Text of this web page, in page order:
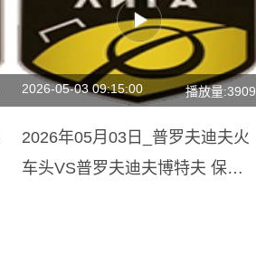
2026-05-03 09:15:00 播放量:3909
2026年05月03日_普罗夫迪夫火
车头VS普罗夫迪夫博特夫 保甲